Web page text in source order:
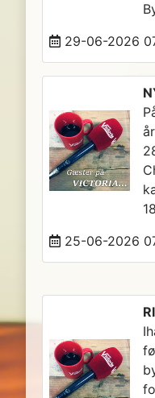
29-06-2026
25-06-2026